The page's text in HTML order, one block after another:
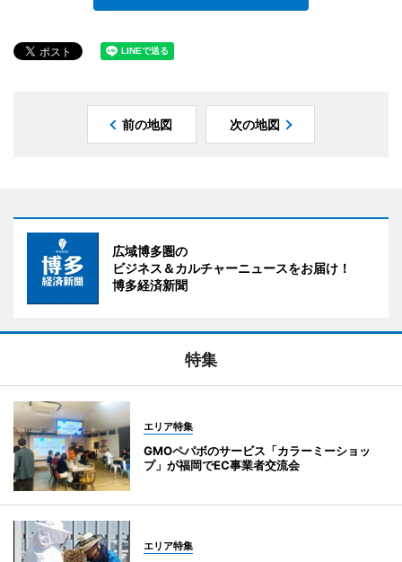
前の地図 次の地図
広域博多圏の
ビジネス＆カルチャーニュースをお届け！
博多経済新聞
特集
エリア特集
GMOペパボのサービス「カラーミーショッ
プ」が福岡でEC事業者交流会
エリア特集